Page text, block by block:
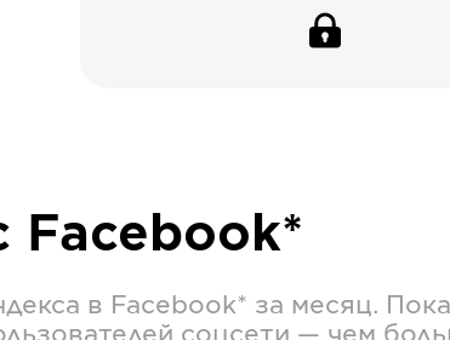
Facebook*
в Facebook* за месяц.
соцсети — чем